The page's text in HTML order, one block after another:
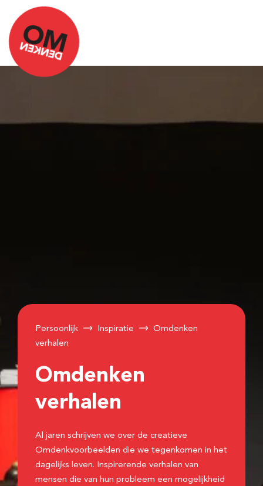
Persoonlijk Inspiratie
Omdenken
verhalen
Omdenken
verhalen
Al jaren schrijven we over de creatieve
Omdenkvoorbeelden die we tegenkomen in het
dagelijks leven. Inspirerende verhalen van
mensen die van hun probleem een mogelijkheid